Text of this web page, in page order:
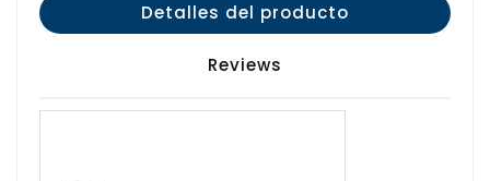
Detalles del producto
Reviews